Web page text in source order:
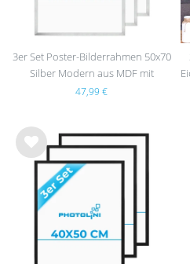
3er Set Poster-Bilderrahmen 50x70
Silber Modern aus MDF mit
Acrylglas
47,99 €
Wu
hlist